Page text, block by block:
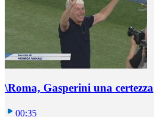
\Roma, Gasperini una certezza
00:35